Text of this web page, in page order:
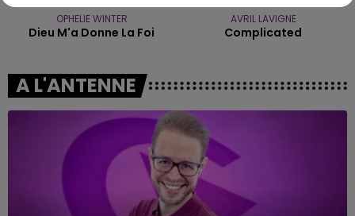
OPHELIE WINTER
Dieu M'a Donne La Foi
AVRIL LAVIGNE
Complicated
A L'ANTENNE